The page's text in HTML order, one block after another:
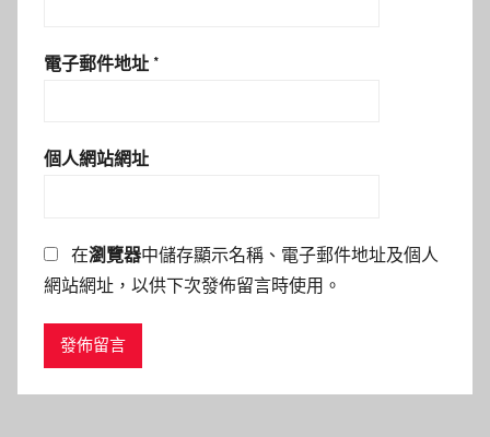
電子郵件地址 *
個人網站網址
在瀏覽器中儲存顯示名稱、電子郵件地址及個人
網站網址，以供下次發佈留言時使用。